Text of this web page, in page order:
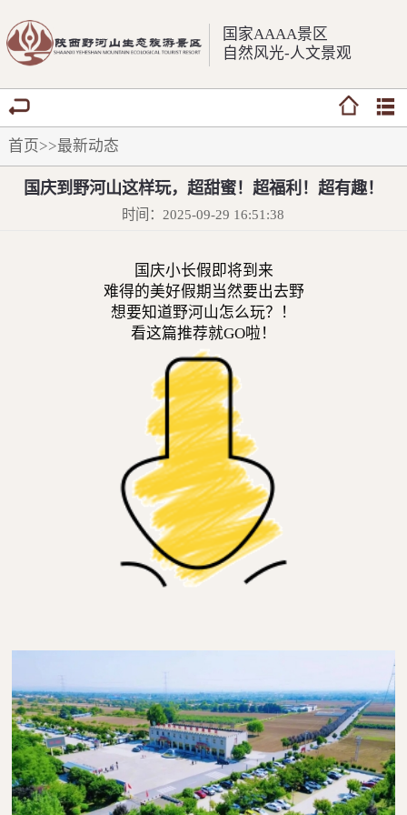
国家AAAA景区
自然风光-人文景观
首页>>最新动态
国庆到野河山这样玩，超甜蜜！超福利！超有趣！
时间：2025-09-29 16:51:38
国庆小长假即将到来
难得的美好假期当然要出去野
想要知道野河山怎么玩？！
看这篇推荐就GO啦！